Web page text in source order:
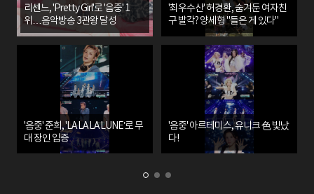
리센느, 'Pretty Girl'로 '음중' 1
위…음악방송 3관왕 달성
'최우수산' 허경환, 숨겨둔 여자친
구 발각? 양세형 "들은 게 있다"
'음중' 준희, 'LA LA LA LUNE’로 무
대 장인 입증
'음중' 아르테미스, 유니크 色 빛났
다!